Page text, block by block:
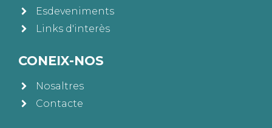
Esdeveniments
Links d'interès
CONEIX-NOS
Nosaltres
Contacte